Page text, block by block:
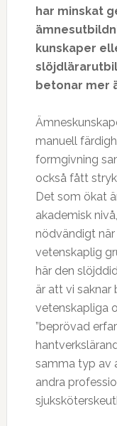
har minskat
kunskaper
betonar mer
manuell
formgivning
också fått
Det som ökat
akademisk
nödvändigt
vetenskaplig
här den
är att vi saknar
vetenskapliga
”beprövad
samma typ av
andra